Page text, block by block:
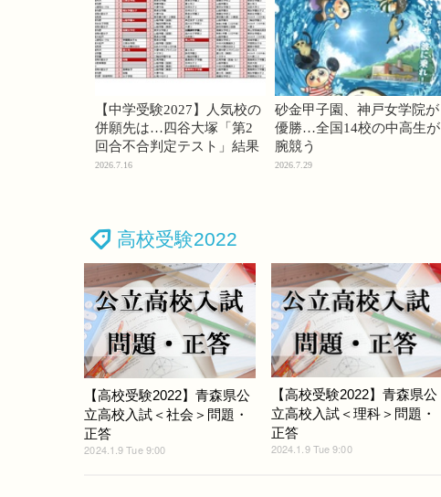
【中学受験2027】人気校の
併願先は…四谷大塚「第2
回合不合判定テスト」結果
2026.7.16
砂金甲子園、神戸女学院が
優勝…全国14校の中高生が
腕競う
2026.7.29
高校受験2022
【高校受験2022】青森県公
立高校入試＜社会＞問題・
正答
2024.1.9 Tue 9:00
【高校受験2022】青森県公
立高校入試＜理科＞問題・
正答
2024.1.9 Tue 9:00